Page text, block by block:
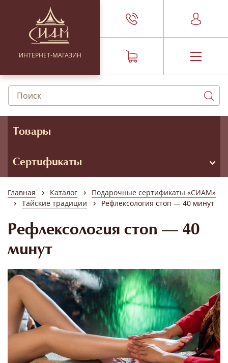
ИНТЕРНЕТ-МАГАЗИН
Товары
Сертификаты
Главная › Каталог › Подарочные сертификаты «СИАМ»
› Тайские традиции › Рефлексология стоп — 40 минут
Рефлексология стоп — 40
минут